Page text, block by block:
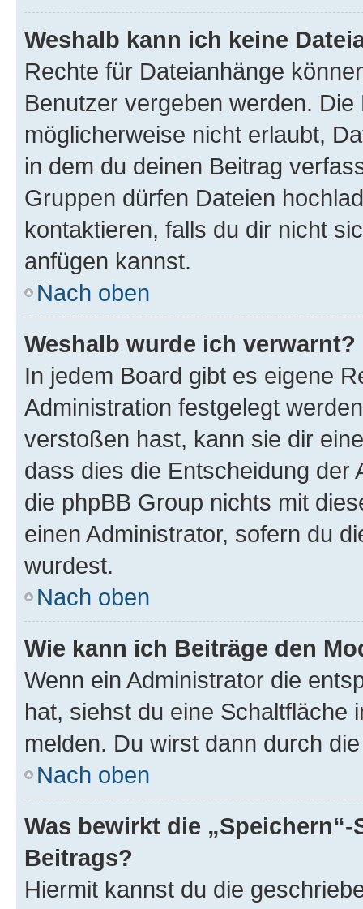
Weshalb kann ich keine
Rechte für Dateianhänge
Benutzer vergeben werden.
möglicherweise nicht erlaubt,
in dem du deinen Beitrag
Gruppen dürfen Dateien
kontaktieren, falls du dir nicht
anfügen kannst.
Nach oben
Weshalb wurde ich verwarnt?
In jedem Board gibt es eigene
Administration festgelegt
verstoßen hast, kann sie dir
dass dies die Entscheidung der
die phpBB Group nichts mit
einen Administrator, sofern du
wurdest.
Nach oben
Wie kann ich Beiträge den
Wenn ein Administrator die
hat, siehst du eine Schaltfläche
melden. Du wirst dann durch
Nach oben
Was bewirkt die
Beitrags?
Hiermit kannst du die